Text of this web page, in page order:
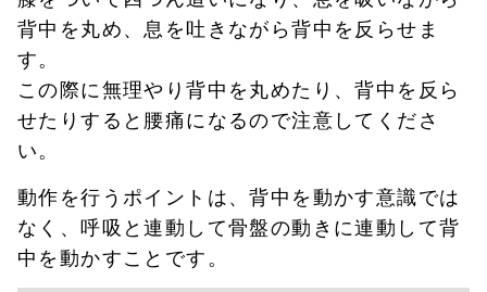
背中を丸め、息を吐きながら背中を反らせま
す。
この際に無理やり背中を丸めたり、背中を反ら
せたりすると腰痛になるので注意してくださ
い。
動作を行うポイントは、背中を動かす意識では
なく、呼吸と連動して骨盤の動きに連動して背
中を動かすことです。